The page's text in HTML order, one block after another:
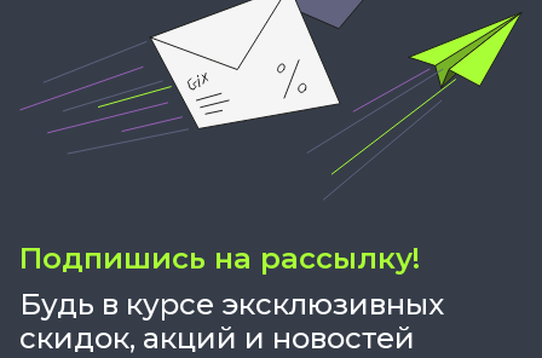
Подпишись на рассылку!
Будь в курсе эксклюзивных
скидок, акций и новостей